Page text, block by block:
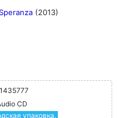
(2013)
CD
упаковка.